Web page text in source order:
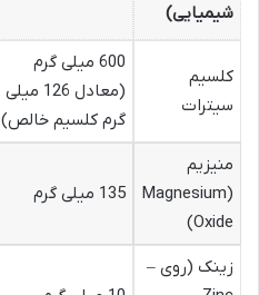
شیمیایی)
کلسیم
سیترات
600 میلی گرم
(معادل 126 میلی
گرم کلسیم خالص)
منیزیم
(Magnesium
Oxide)
135 میلی گرم
زینک (روی –